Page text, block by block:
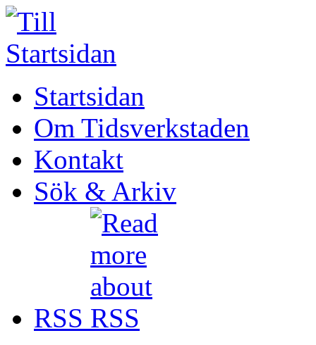
Startsidan
Om Tidsverkstaden
Kontakt
Sök & Arkiv
RSS